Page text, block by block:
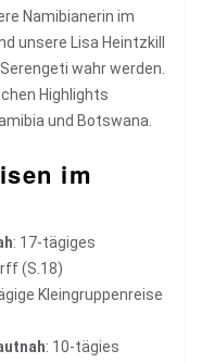
Namibianerin im
unsere Lisa Heintzkill
wahr werden.
Highlights
und Botswana.
im
: 17-tägiges
(S.18)
Kleingruppenreise
: 10-tägies